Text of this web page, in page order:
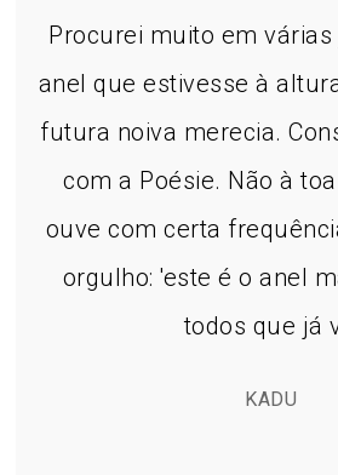
Procurei muito em
anel que estivesse à
futura noiva merecia.
com a Poésie. Não à
ouve com certa
orgulho: 'este é o anel
todos que já
KADU